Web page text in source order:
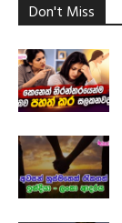
Don't Miss